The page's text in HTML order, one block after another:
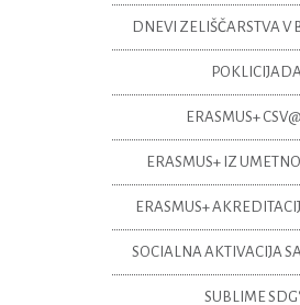
DNEVI ZELIŠČARSTVA V
ERASMUS+
ERASMUS+ IZ
ERASMUS+
SOCIALNA AKTIVACIJA
SUBLIME